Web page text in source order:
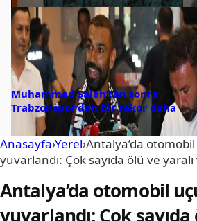
Muhammed Salah’tan sonra
Trabzonspor’dan bir rekor daha
Anasayfa›Yerel›Antalya’da
yuvarlandı: Çok sayıda ölü ve
Antalya’da otomobil
yuvarlandı: Çok